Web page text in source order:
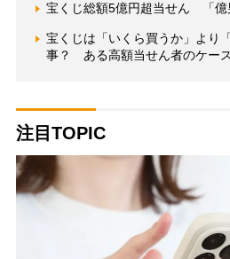
宝くじ総額5億円超当せん 「億
宝くじは「いくら買うか」より
事？ ある高額当せん者のケース
注目TOPIC